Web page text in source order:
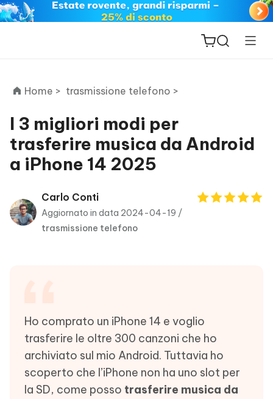
ReiBoot
for iOS
PDNob
PDF
Editor
New
Home > trasmissione telefono >
I 3 migliori modi per
trasferire musica da Android
a iPhone 14 2025
Carlo Conti
Aggiornato in data 2024-04-19 /
trasmissione telefono
Ho comprato un iPhone 14 e voglio
trasferire le oltre 300 canzoni che ho
archiviato sul mio Android. Tuttavia ho
scoperto che l’iPhone non ha uno slot per
la SD, come posso trasferire musica da